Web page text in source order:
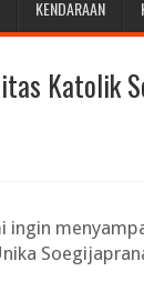
KENDARAAN
Katolik
ingin